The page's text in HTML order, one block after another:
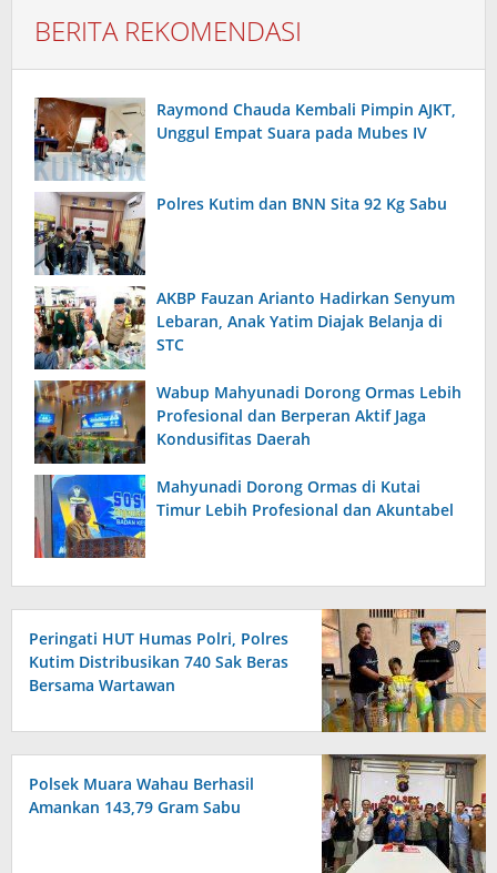
BERITA REKOMENDASI
Raymond Chauda Kembali Pimpin AJKT,
Unggul Empat Suara pada Mubes IV
Polres Kutim dan BNN Sita 92 Kg Sabu
AKBP Fauzan Arianto Hadirkan Senyum
Lebaran, Anak Yatim Diajak Belanja di
STC
Wabup Mahyunadi Dorong Ormas Lebih
Profesional dan Berperan Aktif Jaga
Kondusifitas Daerah
Mahyunadi Dorong Ormas di Kutai
Timur Lebih Profesional dan Akuntabel
Peringati HUT Humas Polri, Polres
Kutim Distribusikan 740 Sak Beras
Bersama Wartawan
Polsek Muara Wahau Berhasil
Amankan 143,79 Gram Sabu